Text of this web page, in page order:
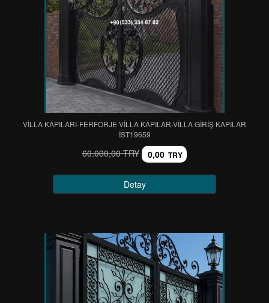
VİLLA KAPILARI-FERFORJE VİLLA KAPILAR-VİLLA GİRİŞ KAPILAR
IST19659
60.000,00 TRY 0,00 TRY
Detay